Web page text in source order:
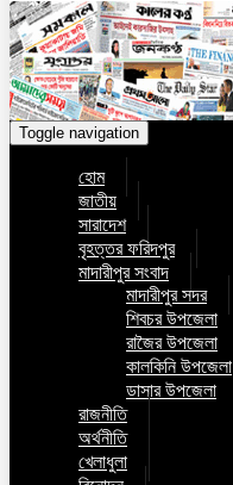
Toggle navigation
হোম
জাতীয়
সারাদেশ
বৃহত্তর ফরিদপুর
মাদারীপুর সংবাদ
মাদারীপুর সদর
শিবচর উপজেলা
রাজৈর উপজেলা
কালকিনি উপজেলা
ডাসার উপজেলা
রাজনীতি
অর্থনীতি
খেলাধুলা